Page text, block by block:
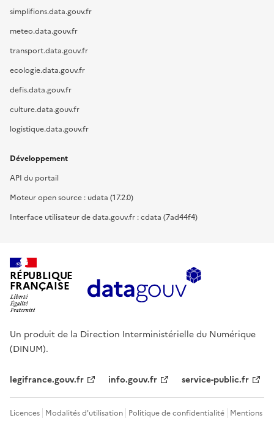
simplifions.data.gouv.fr
meteo.data.gouv.fr
transport.data.gouv.fr
ecologie.data.gouv.fr
defis.data.gouv.fr
culture.data.gouv.fr
logistique.data.gouv.fr
Développement
API du portail
Moteur open source : udata (17.2.0)
Interface utilisateur de data.gouv.fr : cdata (7ad44f4)
RÉPUBLIQUE
FRANÇAISE
Un produit de la Direction Interministérielle du Numérique
(DINUM).
legifrance.gouv.fr info.gouv.fr service-public.fr
Licences Modalités d'utilisation Politique de confidentialité Mentions